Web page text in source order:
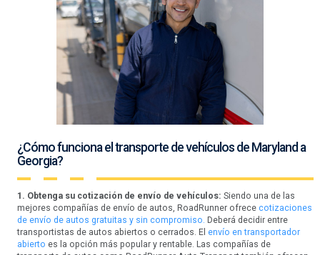
¿Cómo funciona el transporte de vehículos de Maryland a
Georgia?
1. Obtenga su cotización de envío de vehículos: Siendo una de las
mejores compañías de envío de autos, RoadRunner ofrece cotizaciones
de envío de autos gratuitas y sin compromiso. Deberá decidir entre
transportistas de autos abiertos o cerrados. El envío en transportador
abierto es la opción más popular y rentable. Las compañías de